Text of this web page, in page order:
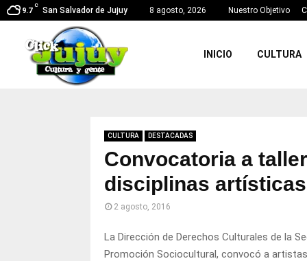
9.7
C
San Salvador de Jujuy 8 agosto, 2026 Nuestro Objetivo
INICIO CULTURA
CULTURA DESTACADAS
Convocatoria a
disciplinas artísticas
2 agosto, 2016
La Dirección de Derechos Culturales de la
Promoción Sociocultural, convocó a